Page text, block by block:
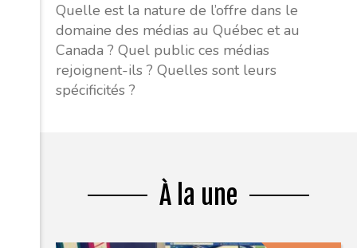
Quelle est la nature de l’offre dans le
domaine des médias au Québec et au
Canada ? Quel public ces médias
rejoignent-ils ? Quelles sont leurs
spécificités ?
À la une